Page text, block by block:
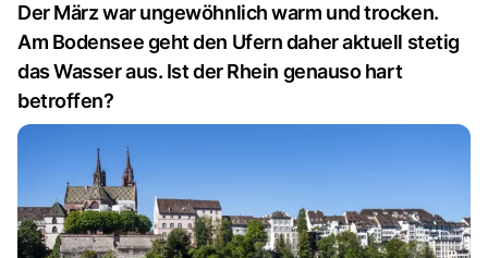
Der März war ungewöhnlich warm und trocken.
Am Bodensee geht den Ufern daher aktuell stetig
das Wasser aus. Ist der Rhein genauso hart
betroffen?